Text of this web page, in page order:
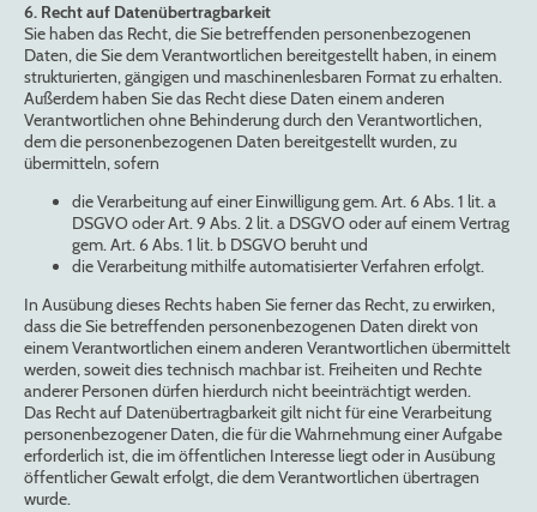
6. Recht auf Datenübertragbarkeit
Sie haben das Recht, die Sie betreffenden personenbezogenen
Daten, die Sie dem Verantwortlichen bereitgestellt haben, in einem
strukturierten, gängigen und maschinenlesbaren Format zu erhalten.
Außerdem haben Sie das Recht diese Daten einem anderen
Verantwortlichen ohne Behinderung durch den Verantwortlichen,
dem die personenbezogenen Daten bereitgestellt wurden, zu
übermitteln, sofern
die Verarbeitung auf einer Einwilligung gem. Art. 6 Abs. 1 lit. a
DSGVO oder Art. 9 Abs. 2 lit. a DSGVO oder auf einem Vertrag
gem. Art. 6 Abs. 1 lit. b DSGVO beruht und
die Verarbeitung mithilfe automatisierter Verfahren erfolgt.
In Ausübung dieses Rechts haben Sie ferner das Recht, zu erwirken,
dass die Sie betreffenden personenbezogenen Daten direkt von
einem Verantwortlichen einem anderen Verantwortlichen übermittelt
werden, soweit dies technisch machbar ist. Freiheiten und Rechte
anderer Personen dürfen hierdurch nicht beeinträchtigt werden.
Das Recht auf Datenübertragbarkeit gilt nicht für eine Verarbeitung
personenbezogener Daten, die für die Wahrnehmung einer Aufgabe
erforderlich ist, die im öffentlichen Interesse liegt oder in Ausübung
öffentlicher Gewalt erfolgt, die dem Verantwortlichen übertragen
wurde.